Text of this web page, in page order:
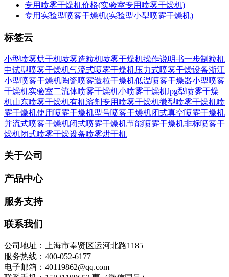
专用喷雾干燥机价格(实验室专用喷雾干燥机)
专用实验型喷雾干燥机(实验型小型喷雾干燥机)
标签云
小型喷雾烘干机喷雾造粒机喷雾干燥机操作说明书一步制粒机
中试型喷雾干燥机气流式喷雾干燥机压力式喷雾干燥设备浙江
小型喷雾干燥机陶瓷喷雾造粒干燥机低温喷雾干燥器小型喷雾
干燥机实验室二流体喷雾干燥机小喷雾干燥机lpg型喷雾干燥
机山东喷雾干燥机有机溶剂专用喷雾干燥机微型喷雾干燥机喷
雾干燥机使用 喷雾干燥机型号喷雾干燥机闭式真空喷雾干燥机
并流式喷雾干燥机闭式喷雾干燥机节能喷雾干燥机非标喷雾干
燥机闭式喷雾干燥设备喷雾烘干机
关于公司
产品中心
服务支持
联系我们
公司地址：上海市奉贤区运河北路1185
服务热线：400-052-6177
电子邮箱：40119862@qq.com